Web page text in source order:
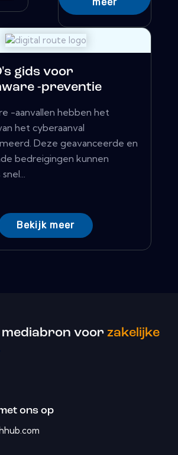
gids voor
-preventie
-aanvallen hebben het
het cyberaanval
Deze geavanceerde en
bedreigingen kunnen
Bekijk meer
mediabron voor zakelijke
ons op